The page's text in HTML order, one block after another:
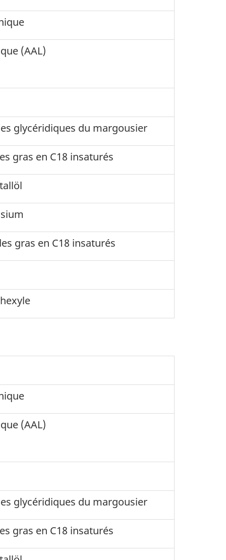
(AAL)
glycéridiques du margousier
gras en C18 insaturés
gras en C18 insaturés
(AAL)
glycéridiques du margousier
gras en C18 insaturés